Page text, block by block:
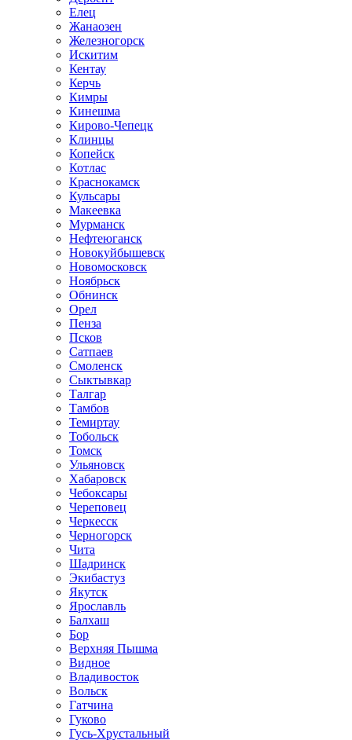
Елец
Жанаозен
Железногорск
Искитим
Кентау
Керчь
Кимры
Кинешма
Кирово-Чепецк
Клинцы
Копейск
Котлас
Краснокамск
Кульсары
Макеевка
Мурманск
Нефтеюганск
Новокуйбышевск
Новомосковск
Ноябрьск
Обнинск
Орел
Пенза
Псков
Сатпаев
Смоленск
Сыктывкар
Талгар
Тамбов
Темиртау
Тобольск
Томск
Ульяновск
Хабаровск
Чебоксары
Череповец
Черкесск
Черногорск
Чита
Шадринск
Экибастуз
Якутск
Ярославль
Балхаш
Бор
Верхняя Пышма
Видное
Владивосток
Вольск
Гатчина
Гуково
Гусь-Хрустальный